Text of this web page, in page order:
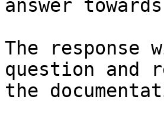
answer
The
question and
the